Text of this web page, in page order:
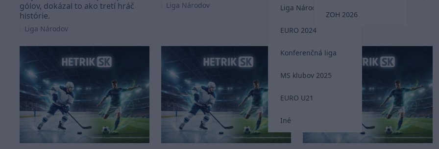
Liga Národov
EURO 2024
Konferenčná liga
MS klubov 2025
EURO U21
Iné
ZOH 2026
gólov, dokázal to ako tretí hráč
histórie.
Liga Národov
Liga Národov
Liga Národov